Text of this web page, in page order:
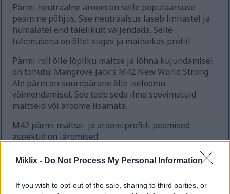
Miklix - Do Not Process My Personal Information
If you wish to opt-out of the sale, sharing to third parties, or
Pärmi neutraalne aroom on selle populaarsuse
peamine põhjus. See neutraalsus laseb linnastel ja
humalatel end täielikult väljendada. Selle
tulemusena on õllel sügav ja maitsekas profiil.
Pärmi roll õlle lõpliku maitse ja lõhna kujundamisel
on tohutu. Mangrove Jack's M42 New World Strong
Ale pärm on suurepärane õlle iseloomu
võimendamisel. See teeb seda ilma soovimatuid
maitseid või aroome lisamata.
M42 pärmi maitse- ja aroomiprofiili peamised
aspektid on järgmised:
Neutraalne pärmi aroom, mis laseb teistel
maitset